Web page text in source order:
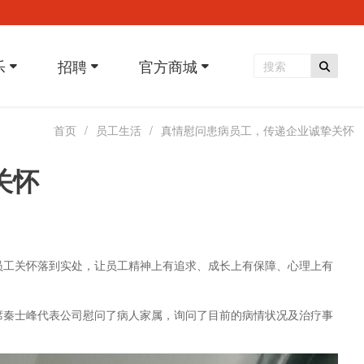
招聘 官方商城
首页 员工生活 真情慰问患病员工，传递企业诚挚关怀
怀
关怀落到实处，让员工精神上有追求、成长上有保障、心理上有
士峰代表公司慰问了病人家属，询问了目前的病情状况及治疗事